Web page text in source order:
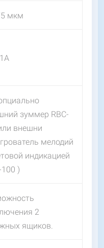
мкм
зуммер RBC-
внешни
мелодий
индикацией
)
2
ящиков.